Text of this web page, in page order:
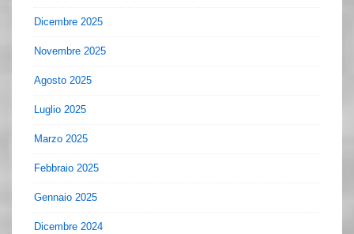
Dicembre 2025
Novembre 2025
Agosto 2025
Luglio 2025
Marzo 2025
Febbraio 2025
Gennaio 2025
Dicembre 2024